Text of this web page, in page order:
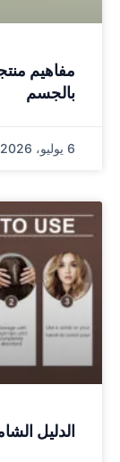
مفاهيم
بالجسم
6 يوليو، 2026
الدليل